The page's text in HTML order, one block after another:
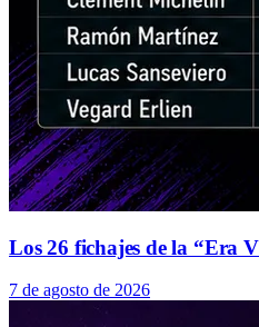
Los 26 fichajes de la “Era
7 de agosto de 2026